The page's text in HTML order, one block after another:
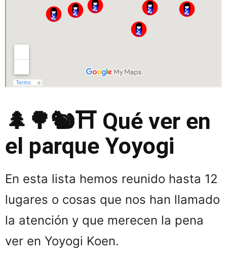
🌲🌳🐿️⛩️ Qué ver en
el parque Yoyogi
En esta lista hemos reunido hasta 12
lugares o cosas que nos han llamado
la atención y que merecen la pena
ver en Yoyogi Koen.